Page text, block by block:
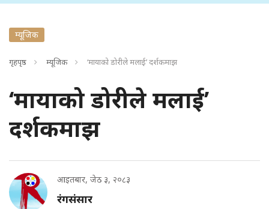
म्यूजिक
गृहपृष्ठ म्यूजिक ‘मायाको डोरीले मलाई’ दर्शकमाझ
‘मायाको डोरीले मलाई’
दर्शकमाझ
आइतबार, जेठ ३, २०८३
रंगसंसार